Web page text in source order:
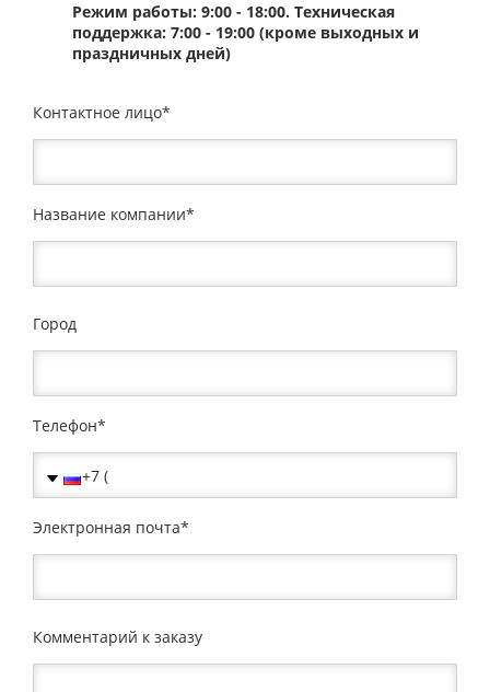
Режим работы: 9:00 - 18:00. Техническая
поддержка: 7:00 - 19:00 (кроме выходных и
праздничных дней)
Контактное лицо
Название компании
Город
Телефон
Электронная почта
Комментарий к заказу